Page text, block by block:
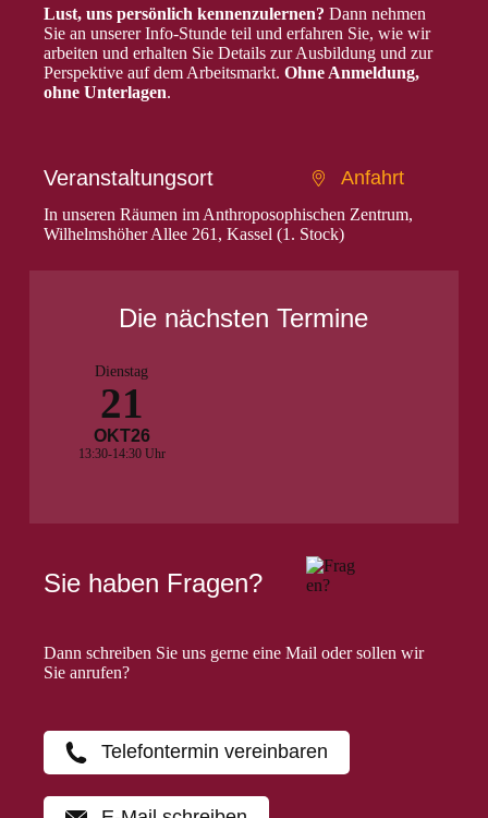
Lust, uns persönlich kennenzulernen? Dann nehmen
Sie an unserer Info-Stunde teil und erfahren Sie, wie wir
arbeiten und erhalten Sie Details zur Ausbildung und zur
Perspektive auf dem Arbeitsmarkt.Ohne Anmeldung,
ohne Unterlagen.
Veranstaltungsort Anfahrt
In unseren Räumen im Anthroposophischen Zentrum,
Wilhelmshöher Allee 261, Kassel (1. Stock)
Die nächsten Termine
Dienstag
21
OKT26
13:30-14:30 Uhr
Sie haben Fragen?
Dann schreiben Sie uns gerne eine Mail oder sollen wir
Sie anrufen?
Telefontermin vereinbaren